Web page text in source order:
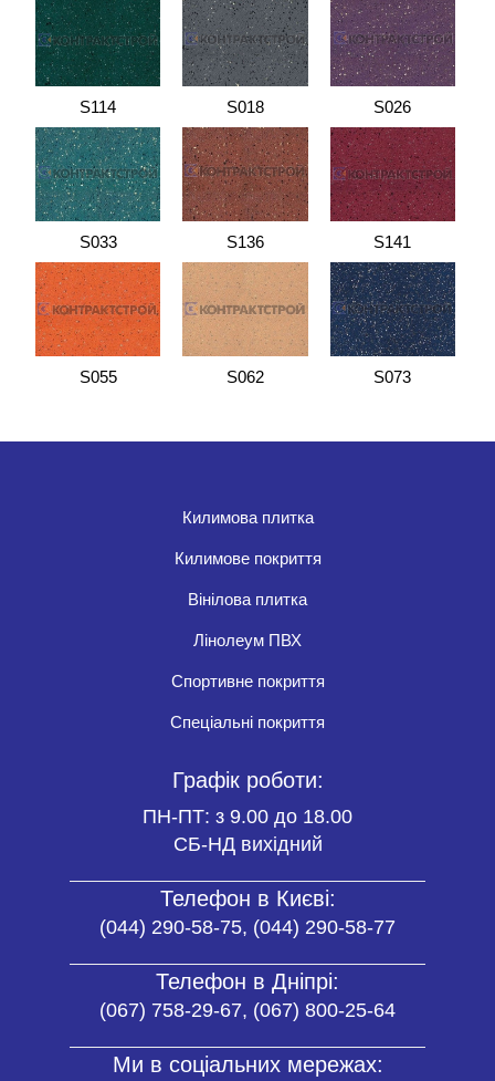
S114 S018 S026
S033 S136 S141
S055 S062 S073
Килимова плитка
Килимове покриття
Вінілова плитка
Лінолеум ПВХ
Спортивне покриття
Спеціальні покриття
Графік роботи:
ПН-ПТ: з 9.00 до 18.00
СБ-НД вихідний
Телефон в Києві:
(044) 290-58-75, (044) 290-58-77
Телефон в Дніпрі:
(067) 758-29-67, (067) 800-25-64
Ми в соціальних мережах: